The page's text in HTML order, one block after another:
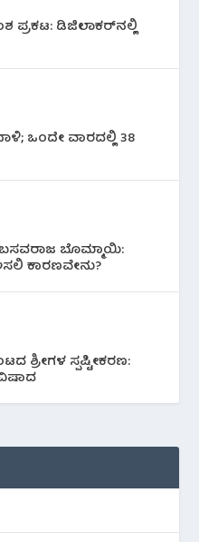
ಪ್ರಕಟ: ಡಿಜಿಲಾಕರ್‌ನಲ್ಲಿ
ಒಂದೇ ವಾರದಲ್ಲಿ 38
ಬೊಮ್ಮಾಯಿ:
ಕಾರಣವೇನು?
ಶ್ರೀಗಳ ಸ್ಪಷ್ಟೀಕರಣ:
ವಿಷಾದ